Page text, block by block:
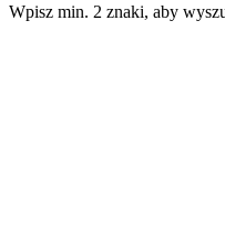
Wpisz min. 2 znaki, aby